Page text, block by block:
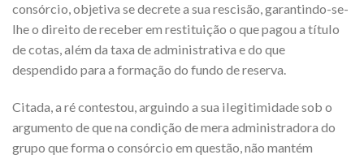
consórcio, objetiva se decrete a sua rescisão, garantindo-se-
lhe o direito de receber em restituição o que pagou a título
de cotas, além da taxa de administrativa e do que
despendido para a formação do fundo de reserva.
Citada, a ré contestou, arguindo a sua ilegitimidade sob o
argumento de que na condição de mera administradora do
grupo que forma o consórcio em questão, não mantém